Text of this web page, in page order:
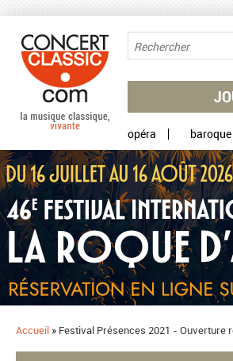
opéra baroque
Accueil » ​Festival Présences 2021 -